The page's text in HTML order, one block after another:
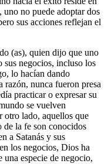
no puede adoptar dos
sus acciones reflejan el
(as), quien dijo que uno
sus negocios, incluso los
lo hacían dando
razón, nunca fueron presa
practicar o expresar su
se vuelven
otro lado, aquellos que
de la fe son conocidos
a Satanás y sus
los negocios, Dios ha
especie de negocio,